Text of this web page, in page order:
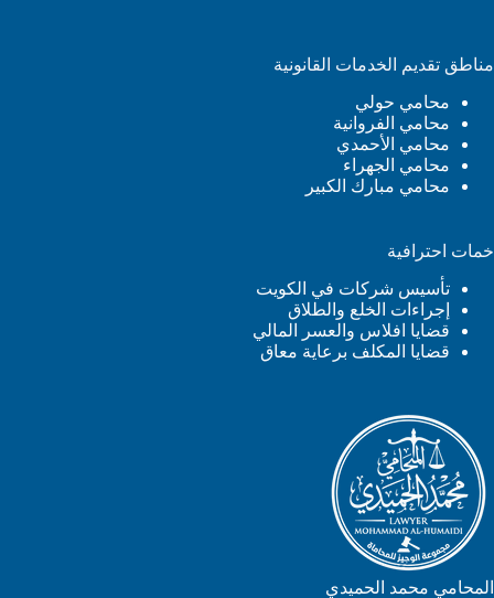
مناطق تقديم الخدمات القانونية
محامي حولي
محامي الفروانية
محامي الأحمدي
محامي الجهراء
محامي مبارك الكبير
خمات احترافية
تأسيس شركات في الكويت
إجراءات الخلع والطلاق
قضايا افلاس والعسر المالي
قضايا المكلف برعاية معاق
المحامي محمد الحميدي